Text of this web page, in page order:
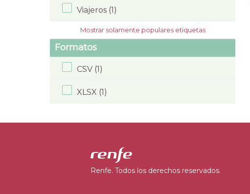
Viajeros (1)
Mostrar solamente populares etiquetas
Formatos
CSV (1)
XLSX (1)
Renfe. Todos los derechos reservados.